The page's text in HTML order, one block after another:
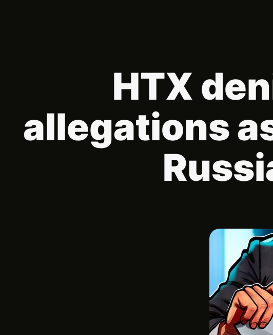
HTX
allegations